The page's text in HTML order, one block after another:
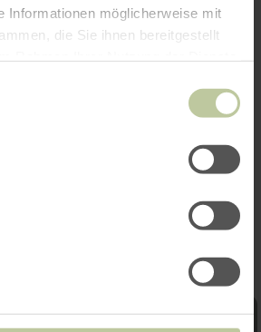
Informationen möglicherweise mit
die Sie ihnen bereitgestellt